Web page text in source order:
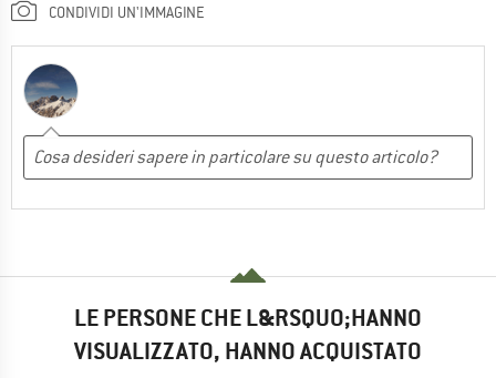
CONDIVIDI UN'IMMAGINE
LE PERSONE CHE L&RSQUO;HANNO
VISUALIZZATO, HANNO ACQUISTATO